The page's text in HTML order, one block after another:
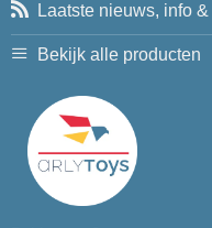
Laatste nieuws, info
Bekijk alle producten